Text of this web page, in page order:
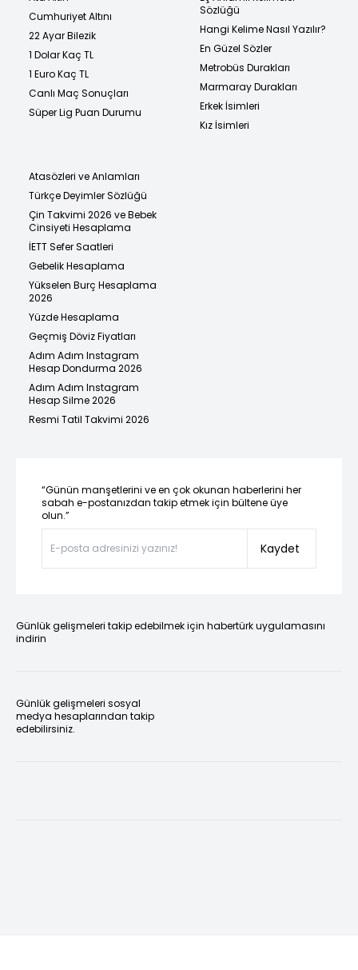
Cumhuriyet Altını
22 Ayar Bilezik
1 Dolar Kaç TL
1 Euro Kaç TL
Canlı Maç Sonuçları
Süper Lig Puan Durumu
Sözlüğü
Hangi Kelime Nasıl Yazılır?
En Güzel Sözler
Metrobüs Durakları
Marmaray Durakları
Erkek İsimleri
Kız İsimleri
Atasözleri ve Anlamları
Türkçe Deyimler Sözlüğü
Çin Takvimi 2026 ve Bebek
Cinsiyeti Hesaplama
İETT Sefer Saatleri
Gebelik Hesaplama
Yükselen Burç Hesaplama
2026
Yüzde Hesaplama
Geçmiş Döviz Fiyatları
Adım Adım Instagram
Hesap Dondurma 2026
Adım Adım Instagram
Hesap Silme 2026
Resmi Tatil Takvimi 2026
“Günün manşetlerini ve en çok okunan haberlerini her
sabah e-postanızdan takip etmek için bültene üye
olun.”
Kaydet
Günlük gelişmeleri takip edebilmek için habertürk uygulamasını
indirin
Günlük gelişmeleri sosyal
medya hesaplarından takip
edebilirsiniz.